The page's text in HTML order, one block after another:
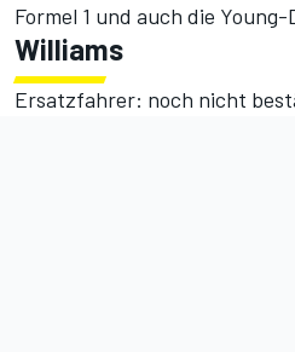
Formel 1 und auch die
Williams
Ersatzfahrer: noch nicht